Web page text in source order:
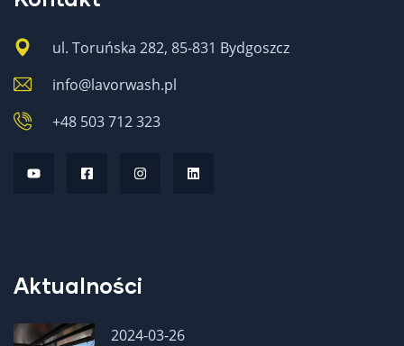
SZCZOTKA PŁASKA 10001-10942
ul. Toruńska 282, 85-831 Bydgoszcz
info@lavorwash.pl
+48 503 712 323
Aktualności
2024-03-26